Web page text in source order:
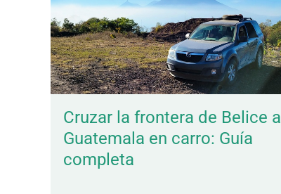
Cruzar la frontera de Belice a
Guatemala en carro: Guía
completa